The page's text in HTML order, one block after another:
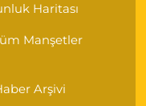
Haritası
Manşetler
Arşivi